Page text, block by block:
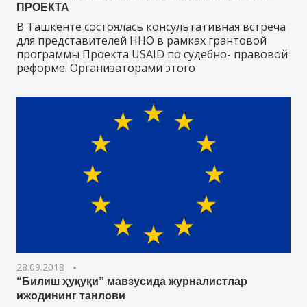
ПРОЕКТА
В Ташкенте состоялась консультативная встреча
для представителей ННО в рамках грантовой
программы Проекта USAID по судебно- правовой
реформе. Организаторами этого
28.09.2018
“Билиш ҳуқуқи” мавзусида журналистлар
ижодининг танлови